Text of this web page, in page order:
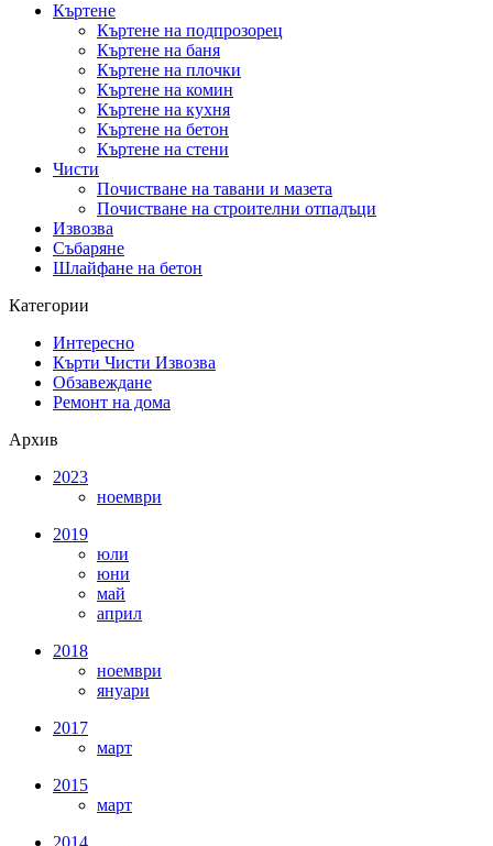
Къртене
Къртене на подпрозорец
Къртене на баня
Къртене на плочки
Къртене на комин
Къртене на кухня
Къртене на бетон
Къртене на стени
Чисти
Почистване на тавани и мазета
Почистване на строителни отпадъци
Извозва
Събаряне
Шлайфане на бетон
Категории
Интересно
Кърти Чисти Извозва
Обзавеждане
Ремонт на дома
Архив
2023
ноември
2019
юли
юни
май
април
2018
ноември
януари
2017
март
2015
март
2014